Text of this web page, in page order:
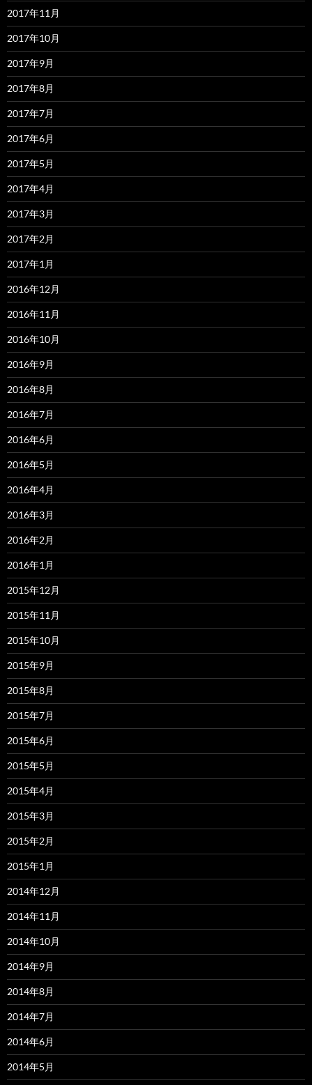
2017年11月
2017年10月
2017年9月
2017年8月
2017年7月
2017年6月
2017年5月
2017年4月
2017年3月
2017年2月
2017年1月
2016年12月
2016年11月
2016年10月
2016年9月
2016年8月
2016年7月
2016年6月
2016年5月
2016年4月
2016年3月
2016年2月
2016年1月
2015年12月
2015年11月
2015年10月
2015年9月
2015年8月
2015年7月
2015年6月
2015年5月
2015年4月
2015年3月
2015年2月
2015年1月
2014年12月
2014年11月
2014年10月
2014年9月
2014年8月
2014年7月
2014年6月
2014年5月